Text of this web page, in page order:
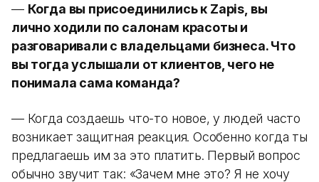
— Когда вы присоединились к Zapis, вы
лично ходили по салонам красоты и
разговаривали с владельцами бизнеса. Что
вы тогда услышали от клиентов, чего не
понимала сама команда?
— Когда создаешь что-то новое, у людей часто
возникает защитная реакция. Особенно когда ты
предлагаешь им за это платить. Первый вопрос
обычно звучит так: «Зачем мне это? Я не хочу